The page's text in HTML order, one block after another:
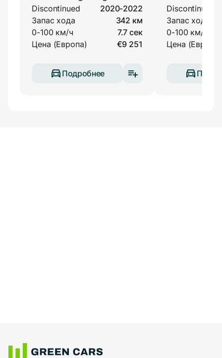
Discontinued
2020-2022
Запас хода
342 км
0-100 км/ч
7.7 сек
Цена (Европа)
€9 251
Подробнее
Discontinued
Запас хода
0-100 км/ч
Цена (Европа)